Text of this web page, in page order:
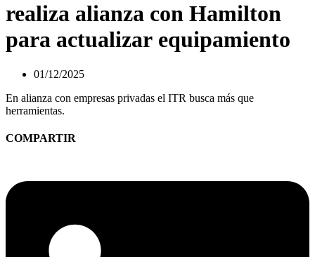
realiza alianza con Hamilton
para actualizar equipamiento
01/12/2025
En alianza con empresas privadas el ITR busca más que
herramientas.
COMPARTIR